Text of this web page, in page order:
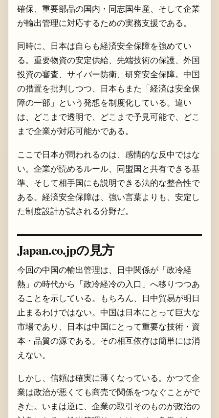
確保、重要部品の国内・同志国生産、そして企業
が輸出管理に対応するための実務支援である。
同時に、日本は自らも経済安全保障を強めてい
る。重要物資の安定供給、先端技術の保護、外国
投資の審査、サイバー防衛、研究安全保障。中国
の措置を批判しつつ、日本もまた「経済は安全保
障の一部」という発想を制度化している。違い
は、どこまで透明で、どこまで予見可能で、どこ
まで企業が対応可能かである。
ここで日本が問われるのは、感情的な反中ではな
い。企業が読めるルール、同盟国と共有できる基
準、そして相手国にも説明できる法的な整合性で
ある。経済安全保障は、強い言葉よりも、安定し
た制度設計が試される分野だ。
Japan.co.jpの見方
今回の中国の輸出管理は、日中関係が「政冷経
熱」の時代から「政冷経冷の入口」へ移りつつあ
ることを示している。もちろん、日中貿易が明日
止まるわけではない。中国は日本にとって巨大な
市場であり、日本は中国にとって重要な技術・資
本・品質の源である。その相互依存は簡単には消
えない。
しかし、信頼は確実に薄くなっている。かつて企
業は政治が悪くても商売で関係をつなぐことがで
きた。いまは逆に、企業の取引そのものが政治の